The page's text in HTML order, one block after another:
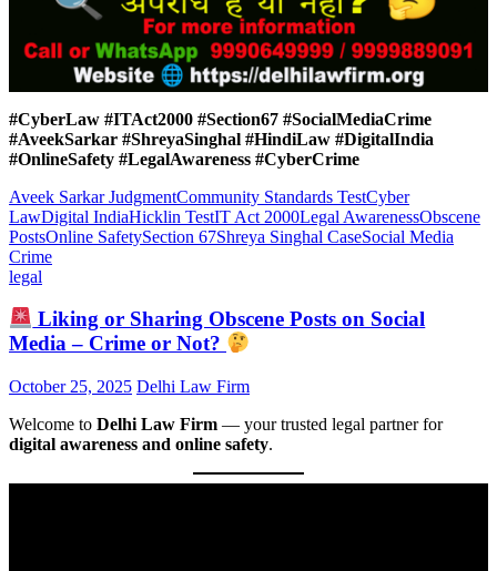
#CyberLaw #ITAct2000 #Section67 #SocialMediaCrime
#AveekSarkar #ShreyaSinghal #HindiLaw #DigitalIndia
#OnlineSafety #LegalAwareness #CyberCrime
Aveek Sarkar JudgmentCommunity Standards TestCyber
LawDigital IndiaHicklin TestIT Act 2000Legal AwarenessObscene
PostsOnline SafetySection 67Shreya Singhal CaseSocial Media
Crime
legal
Liking or Sharing Obscene Posts on Social
Media – Crime or Not?
October 25, 2025 Delhi Law Firm
Welcome to Delhi Law Firm — your trusted legal partner for
digital awareness and online safety.